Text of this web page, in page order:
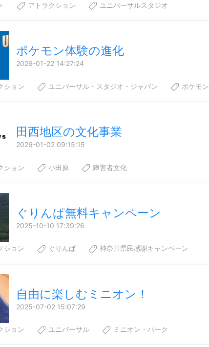
アトラクション ユニバーサルスタジオ
ポケモン体験の進化
2026-01-22 14:27:24
ション ユニバーサル・スタジオ・ジャパン ポケモン
田西地区の文化事業
2026-01-02 09:15:15
ション 小田原 障害者文化
ぐりんぱ無料キャンペーン
2025-10-10 17:39:26
ション ぐりんぱ 神奈川県民感謝キャンペーン
自由に楽しむミニオン！
2025-07-02 15:07:29
ション ユニバーサル ミニオン・パーク